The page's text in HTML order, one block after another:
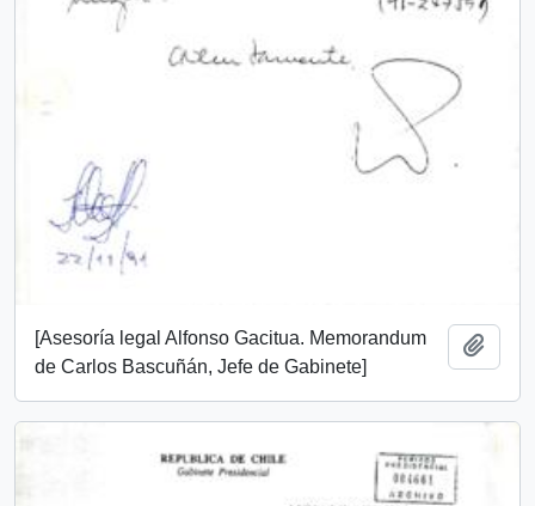
[Asesoría legal Alfonso Gacitua. Memorandum
de Carlos Bascuñán, Jefe de Gabinete]